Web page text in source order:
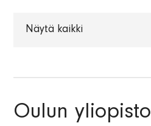
Oulun yliopisto
Näytä kaikki